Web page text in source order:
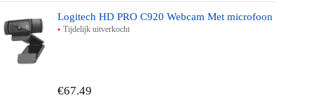
Logitech HD PRO C920 Webcam Met microfoon
Tijdelijk uitverkocht
€67.49